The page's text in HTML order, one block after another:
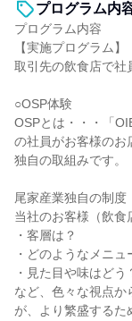
プログラム内
プログラム内容
【実施プログラム】
取引先の飲食店で社
○OSP体験
OSPとは・・・「
の社員がお客様のお
独自の取組みです。
尾家産業独自の制度
当社のお客様（飲食
・客層は？
・どのようなメニュ
・見た目や味はどう
など、色々な視点か
が、より繁盛するた